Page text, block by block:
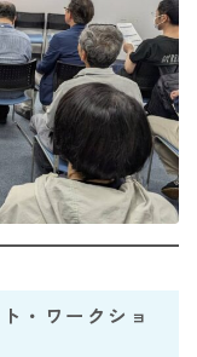
・ワークショ